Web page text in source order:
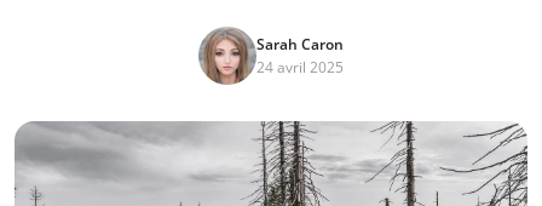
Sarah Caron
24 avril 2025